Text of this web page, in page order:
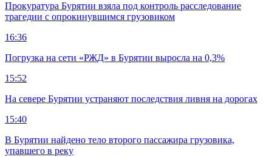
Прокуратура Бурятии взяла под контроль расследование
трагедии с опрокинувшимся грузовиком
16:36
Погрузка на сети «РЖД» в Бурятии выросла на 0,3%
15:52
На севере Бурятии устраняют последствия ливня на дорогах
15:40
В Бурятии найдено тело второго пассажира грузовика,
упавшего в реку